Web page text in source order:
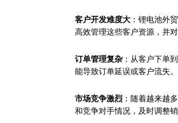
客户开发难度大 ：锂电池外
高效管理这些客户资源，并
订单管理复杂 ：从客户下单
能导致订单延误或客户流失。
市场竞争激烈 ：随着越来越
和竞争对手情况，及时调整销